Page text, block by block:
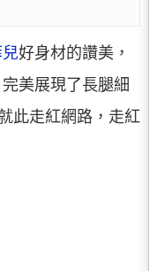
好身材的讚美，
美展現了長腿細
此走紅網路，走紅